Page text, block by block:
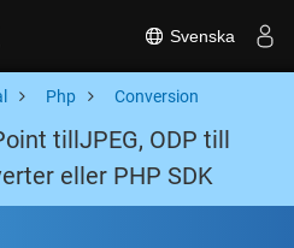
Svenska
Php Conversion
tillJPEG, ODP till
eller PHP SDK